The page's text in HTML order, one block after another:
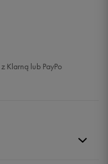
Klarną lub PayPo